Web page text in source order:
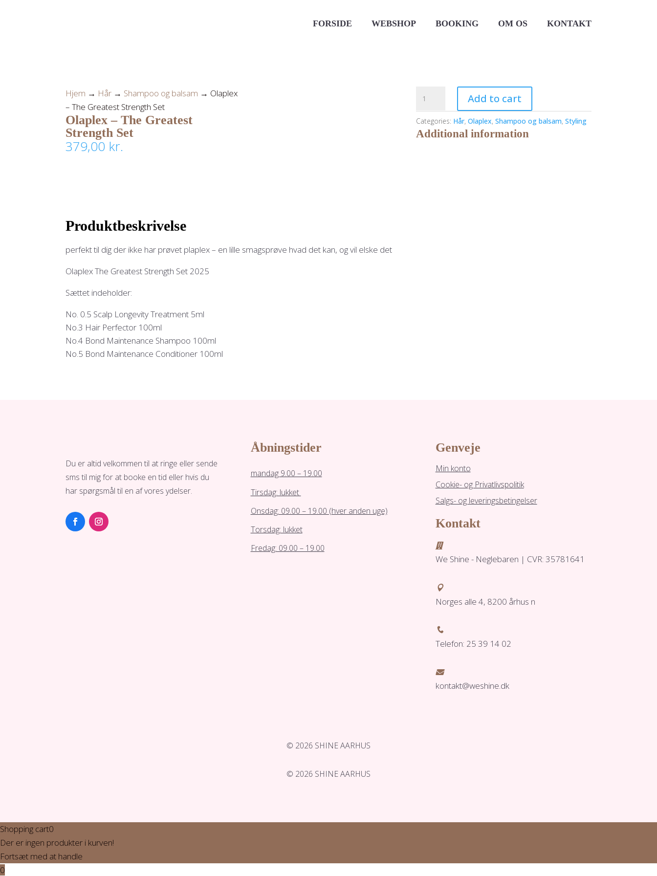
FORSIDE WEBSHOP BOOKING OM OS KONTAKT
Hjem → Hår → Shampoo og balsam → Olaplex
– The Greatest Strength Set
Olaplex – The Greatest
Strength Set
379,00 kr.
The
Greatest
Add to cart
Categories: Hår,Olaplex,Shampoo og balsam,Styling
Additional information
Produktbeskrivelse
perfekt til dig der ikke har prøvet plaplex – en lille smagsprøve hvad det kan, og vil elske det
Olaplex The Greatest Strength Set 2025
Sættet indeholder:
No. 0.5 Scalp Longevity Treatment 5ml
No.3 Hair Perfector 100ml
No.4 Bond Maintenance Shampoo 100ml
No.5 Bond Maintenance Conditioner 100ml
Du er altid velkommen til at ringe eller sende
sms til mig for at booke en tid eller hvis du
har spørgsmål til en af vores ydelser.
Åbningstider
mandag 9.00 – 19.00
Tirsdag: lukket
Onsdag: 09.00 – 19.00 (hver anden uge)
Torsdag: lukket
Fredag: 09.00 – 19.00
Genveje
Min konto
Cookie- og Privatlivspolitik
Salgs- og leveringsbetingelser
Kontakt

We Shine - Neglebaren | CVR: 35781641

Norges alle 4, 8200 århus n

Telefon: 25 39 14 02

kontakt@weshine.dk
© 2026 SHINE AARHUS
© 2026 SHINE AARHUS
Shopping cart0
Der er ingen produkter i kurven!
Fortsæt med at handle
0